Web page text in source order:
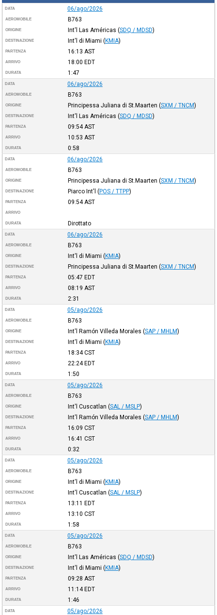
DATA 06/ago/2026
AEROMOBILE B763
ORIGINE Int'l Las Américas (SDQ / MDSD)
DESTINAZIONE Int'l di Miami (KMIA)
PARTENZA 16:13 AST
ARRIVO 18:00 EDT
DURATA 1:47
DATA 06/ago/2026
AEROMOBILE B763
ORIGINE Principessa Juliana di St.Maarten (SXM / TNCM)
DESTINAZIONE Int'l Las Américas (SDQ / MDSD)
PARTENZA 09:54 AST
ARRIVO 10:53 AST
DURATA 0:58
DATA 06/ago/2026
AEROMOBILE B763
ORIGINE Principessa Juliana di St.Maarten (SXM / TNCM)
DESTINAZIONE Piarco Int'l (POS / TTPP)
PARTENZA 09:54 AST
ARRIVO
DURATA Dirottato
DATA 06/ago/2026
AEROMOBILE B763
ORIGINE Int'l di Miami (KMIA)
DESTINAZIONE Principessa Juliana di St.Maarten (SXM / TNCM)
PARTENZA 05:47 EDT
ARRIVO 08:19 AST
DURATA 2:31
DATA 05/ago/2026
AEROMOBILE B763
ORIGINE Int'l Ramón Villeda Morales (SAP / MHLM)
DESTINAZIONE Int'l di Miami (KMIA)
PARTENZA 18:34CST
ARRIVO 22:24EDT
DURATA 1:50
DATA 05/ago/2026
AEROMOBILE B763
ORIGINE Int'l Cuscatlan (SAL / MSLP)
DESTINAZIONE Int'l Ramón Villeda Morales (SAP / MHLM)
PARTENZA 16:09 CST
ARRIVO 16:41 CST
DURATA 0:32
DATA 05/ago/2026
AEROMOBILE B763
ORIGINE Int'l di Miami (KMIA)
DESTINAZIONE Int'l Cuscatlan (SAL / MSLP)
PARTENZA 13:11 EDT
ARRIVO 13:10 CST
DURATA 1:58
DATA 05/ago/2026
AEROMOBILE B763
ORIGINE Int'l Las Américas (SDQ / MDSD)
DESTINAZIONE Int'l di Miami (KMIA)
PARTENZA 09:28 AST
ARRIVO 11:14EDT
DURATA 1:46
DATA 05/ago/2026